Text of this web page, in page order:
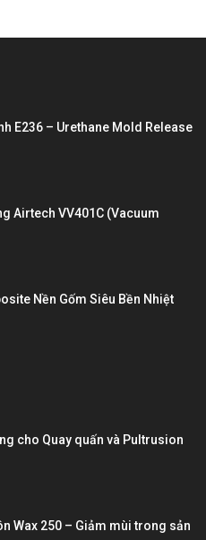
E236 – Urethane Mold Release
Airtech VV401C (Vacuum
Nền Gốm Siêu Bền Nhiệt
cho Quay quấn và Pultrusion
Wax 250 – Giảm mùi trong sản